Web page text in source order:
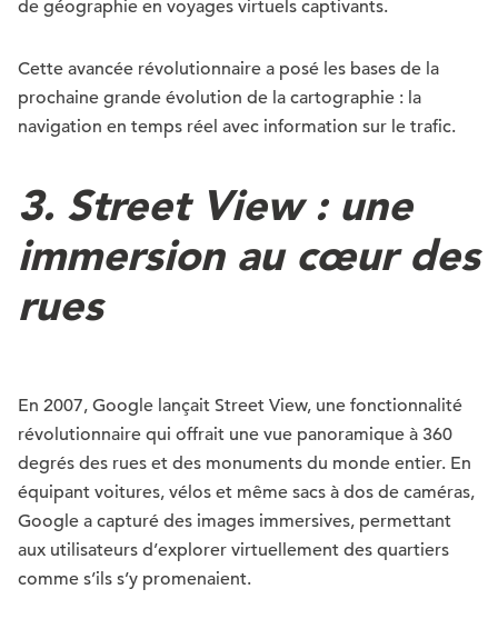
de géographie en voyages virtuels captivants.
Cette avancée révolutionnaire a posé les bases de la
prochaine grande évolution de la cartographie : la
navigation en temps réel avec information sur le trafic.
3. Street View : une
immersion au cœur des
rues
En 2007, Google lançait Street View, une fonctionnalité
révolutionnaire qui offrait une vue panoramique à 360
degrés des rues et des monuments du monde entier. En
équipant voitures, vélos et même sacs à dos de caméras,
Google a capturé des images immersives, permettant
aux utilisateurs d’explorer virtuellement des quartiers
comme s’ils s’y promenaient.